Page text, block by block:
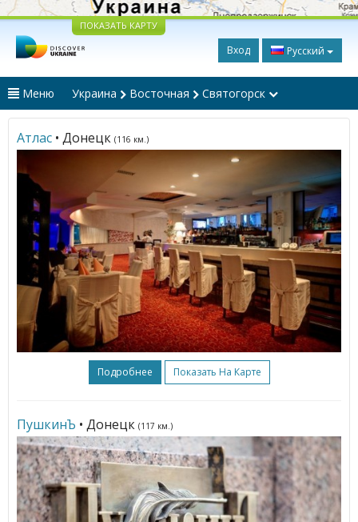
ПОКАЗАТЬ КАРТУ
Вход Русский
Меню Украина Восточная Святогорск
Атлас • Донецк (116 км.)
Подробнее Показать На Карте
ПушкинЪ • Донецк (117 км.)